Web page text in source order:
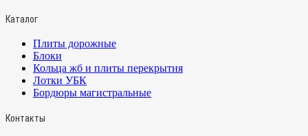
Каталог
Плиты дорожные
Блоки
Кольца жб и плиты перекрытия
Лотки УБК
Бордюры магистральные
Контакты